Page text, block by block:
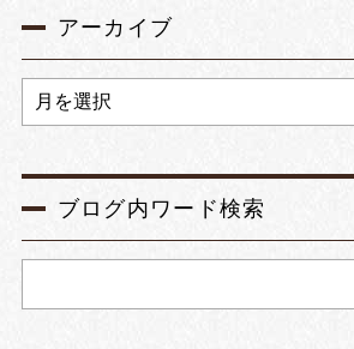
アーカイブ
ブログ内ワード検索